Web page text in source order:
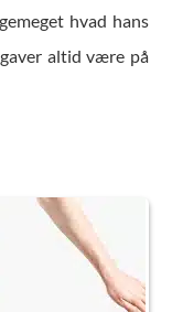
hvad hans
altid være på